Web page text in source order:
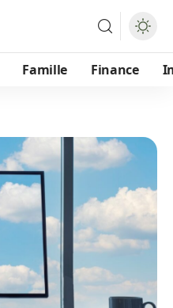
Famille Finance